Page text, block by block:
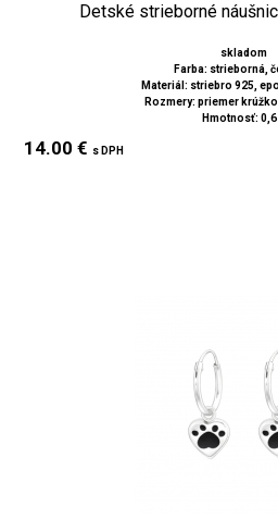
Detské strieborné
skladom
Farba: strieborná,
Materiál: striebro 925,
Rozmery: priemer
Hmotnosť: 0,6
14.00 € s DPH